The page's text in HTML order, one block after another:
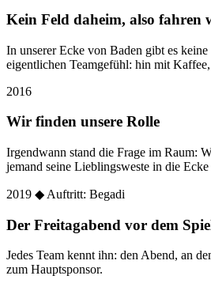
Kein Feld daheim, also fahren
In unserer Ecke von Baden gibt es
eigentlichen Teamgefühl: hin mit
2016
Wir finden unsere Rolle
Irgendwann stand die Frage im Raum:
jemand seine Lieblingsweste in die Ecke
2019 ◆ Auftritt: Begadi
Der Freitagabend vor dem
Jedes Team kennt ihn: den Abend, an
zum Hauptsponsor.